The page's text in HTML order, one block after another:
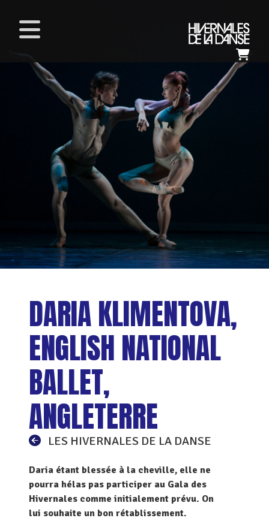
DARIA KLIMENTOVA,
ENGLISH NATIONAL
BALLET,
ANGLETERRE
LES HIVERNALES DE LA DANSE
Daria étant blessée à la cheville, elle ne
pourra hélas pas participer au Gala des
Hivernales comme initialement prévu. On
lui souhaite un bon rétablissement.